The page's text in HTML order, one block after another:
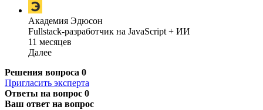
Академия Эдюсон
Fullstack-разработчик на JavaScript + ИИ
11 месяцев
Далее
Решения вопроса 0
Пригласить эксперта
Ответы на вопрос 0
Ваш ответ на вопрос